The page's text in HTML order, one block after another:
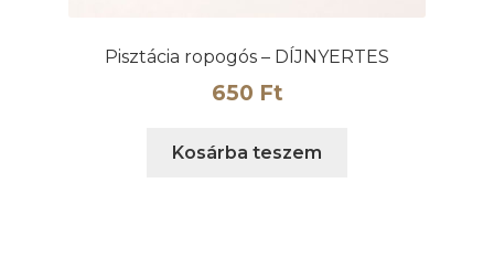
Pisztácia ropogós – DÍJNYERTES
650 Ft
Kosárba teszem